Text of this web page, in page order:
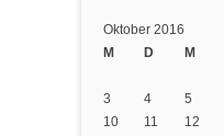
Oktober 2016
M
D M
3
4 5
10
11 12